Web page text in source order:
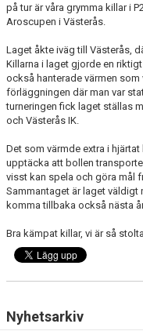
på tur är våra grymma killar i
Aroscupen i Västerås.
Laget åkte iväg till Västerås,
Killarna i laget gjorde en
också hanterade värmen
förläggningen där man var
turneringen fick laget ställas
och Västerås IK.
Det som värmde extra i
upptäcka att bollen
visst kan spela och göra mål
Sammantaget är laget väldigt
komma tillbaka också nästa
Bra kämpat killar, vi är så
Nyhetsarkiv